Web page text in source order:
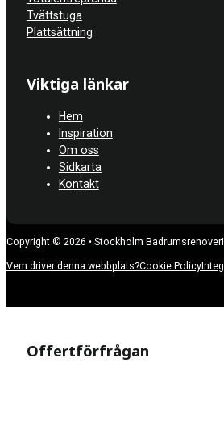
Tvättstuga
Plattsättning
Viktiga länkar
Hem
Inspiration
Om oss
Sidkarta
Kontakt
Copyright © 2026 • Stockholm
Vem driver denna webbplats?Cookie Policy
Offertförfrågan